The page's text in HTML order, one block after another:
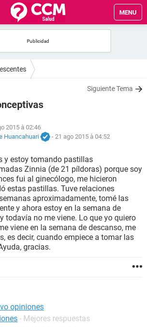
MENU
Siguiente Tema
2015 à 02:46
Huancahuari
- 21 ago 2015 à 04:52
y estoy tomando pastillas
Zinnia (de 21 píldoras) porque soy
fui al ginecólogo, me hicieron
estas pastillas. Tuve relaciones
aproximadamente, tomé las
y ahora estoy en la semana de
todavía no me viene. Lo que yo quiero
viene en la semana de descanso, me
es decir, cuando empiece a tomar las
gracias.
opiniones
- Mejores respuestas